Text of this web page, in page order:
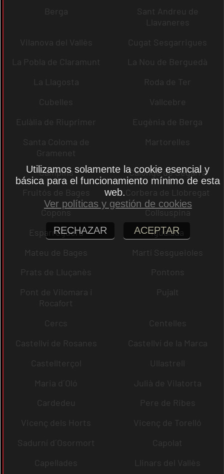
Berga
Sant Andreu de
Llavaneres
Vilanova del Vallès
Cugat Sesgarrigues
La Pobla de Claramunt
La Nou de Berguedà
La Llagosta
Roda de Ter
Cubelles
Vallcebre
Eulàlia de Riuprimer
Eugènia de Berga
Santa Coloma de
Gramenet
Martorelles
Campins
Calonge de Segarra
Fruitós de Bages
Corbera de Llobregat
Copons
Collsuspina
Esparreguera
Igualada
Mateu de Bages
Martí Sesgueioles
Prats de Lluçanès
Pontons
Pont de Vilomara i
Rocafort
Pujalt
Cercs
Centelles
Castellví de Rosanes
Castellví de la Marca
Castellterçol
Ullastrell
Maria d´Oló
Julià de Vilatorta
Cardedeu
Pere de Ribes
Vicenç dels Horts
Vicenç de Torelló
Sadurní d´Osormort
Capolat
Capellades
Llinars del Vallès
Utilizamos solamente la cookie esencial y
básica para el funcionamiento mínimo de esta
web.
Ver políticas y gestión de cookies
RECHAZAR ACEPTAR